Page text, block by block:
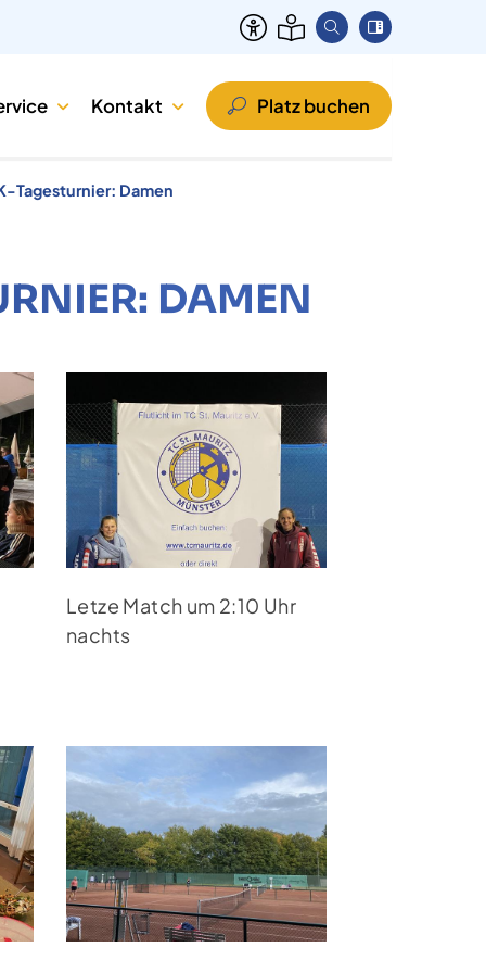
Kontakt Platz buchen
Tagesturnier: Damen
DAMEN
Letze Match um 2:10 Uhr
nachts